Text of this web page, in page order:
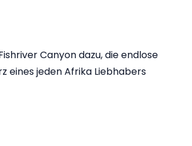
Canyon dazu, die endlose
eines jeden Afrika Liebhabers